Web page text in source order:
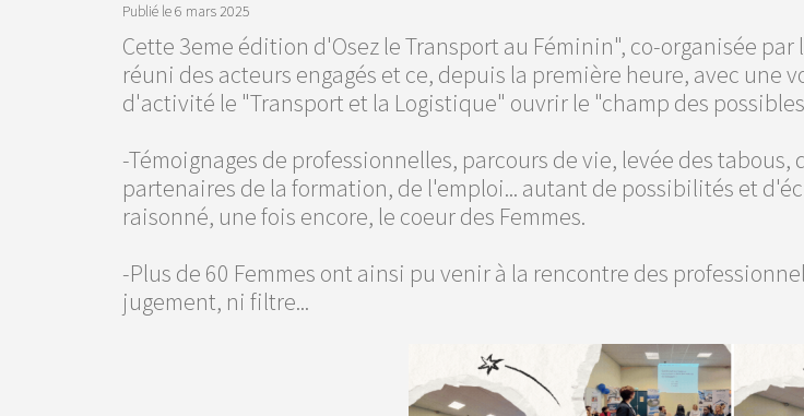
Publié le6 mars 2025
Cette 3eme édition d'Osez le Transport au Féminin", co-organisée par
réuni des acteurs engagés et ce, depuis la première heure, avec
d'activité le "Transport et la Logistique" ouvrir le "champ des
-Témoignages de professionnelles, parcours de vie, levée des
partenaires de la formation, de l'emploi... autant de possibilités et
raisonné, une fois encore, le coeur des Femmes.
-Plus de 60 Femmes ont ainsi pu venir à la rencontre des
jugement, ni filtre...